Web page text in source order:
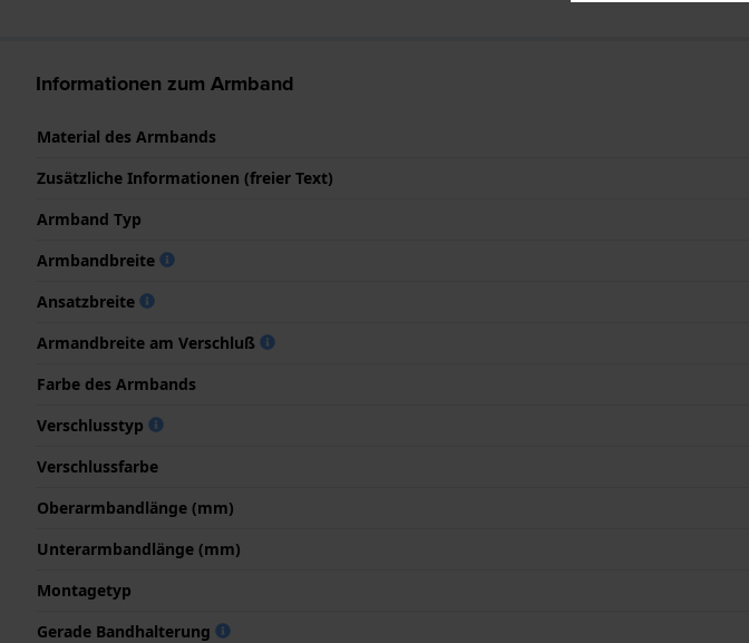
Informationen zum Armband
Material des Armbands
Zusätzliche Informationen (freier Text)
Armband Typ
Armbandbreite
Ansatzbreite
Armandbreite am Verschluß
Farbe des Armbands
Verschlusstyp
Verschlussfarbe
Oberarmbandlänge (mm)
Unterarmbandlänge (mm)
Montagetyp
Gerade Bandhalterung